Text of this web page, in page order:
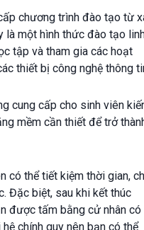
chương trình đào tạo từ
là một hình thức đào tạo
tập và tham gia các hoạt
thiết bị công nghệ thông
cung cấp cho sinh viên
mềm cần thiết để trở
có thể tiết kiệm thời gian,
Đặc biệt, sau khi kết thúc
được tấm bằng cử nhân có
chính quy nên bạn có thể